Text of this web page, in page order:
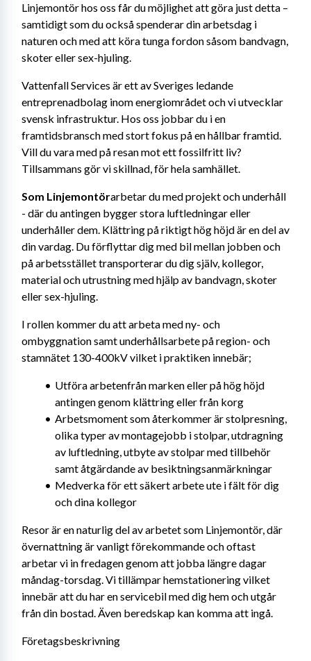
Linjemontör hos oss får du möjlighet att göra just detta –
samtidigt som du också spenderar din arbetsdag i
naturen och med att köra tunga fordon såsom bandvagn,
skoter eller sex-hjuling.
Vattenfall Services är ett av Sveriges ledande
entreprenadbolag inom energiområdet och vi utvecklar
svensk infrastruktur. Hos oss jobbar du i en
framtidsbransch med stort fokus på en hållbar framtid.
Vill du vara med på resan mot ett fossilfritt liv?
Tillsammans gör vi skillnad, för hela samhället.
Som Linjemontörarbetar du med projekt och underhåll
- där du antingen bygger stora luftledningar eller
underhåller dem. Klättring på riktigt hög höjd är en del av
din vardag. Du förflyttar dig med bil mellan jobben och
på arbetsstället transporterar du dig själv, kollegor,
material och utrustning med hjälp av bandvagn, skoter
eller sex-hjuling.
I rollen kommer du att arbeta med ny- och
ombyggnation samt underhållsarbete på region- och
stamnätet 130-400kV vilket i praktiken innebär;
Utföra arbetenfrån marken eller på hög höjd
antingen genom klättring eller från korg
Arbetsmoment som återkommer är stolpresning,
olika typer av montagejobb i stolpar, utdragning
av luftledning, utbyte av stolpar med tillbehör
samt åtgärdande av besiktningsanmärkningar
Medverka för ett säkert arbete ute i fält för dig
och dina kollegor
Resor är en naturlig del av arbetet som Linjemontör, där
övernattning är vanligt förekommande och oftast
arbetar vi in fredagen genom att jobba längre dagar
måndag-torsdag. Vi tillämpar hemstationering vilket
innebär att du har en servicebil med dig hem och utgår
från din bostad. Även beredskap kan komma att ingå.
Företagsbeskrivning